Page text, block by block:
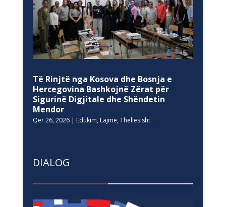
Të Rinjtë nga Kosova dhe Bosnja e
Hercegovina Bashkojnë Zërat për
Sigurinë Digjitale dhe Shëndetin
Mendor
Qer 26, 2026| Edukim, Lajme, Thellesisht
DIALOG